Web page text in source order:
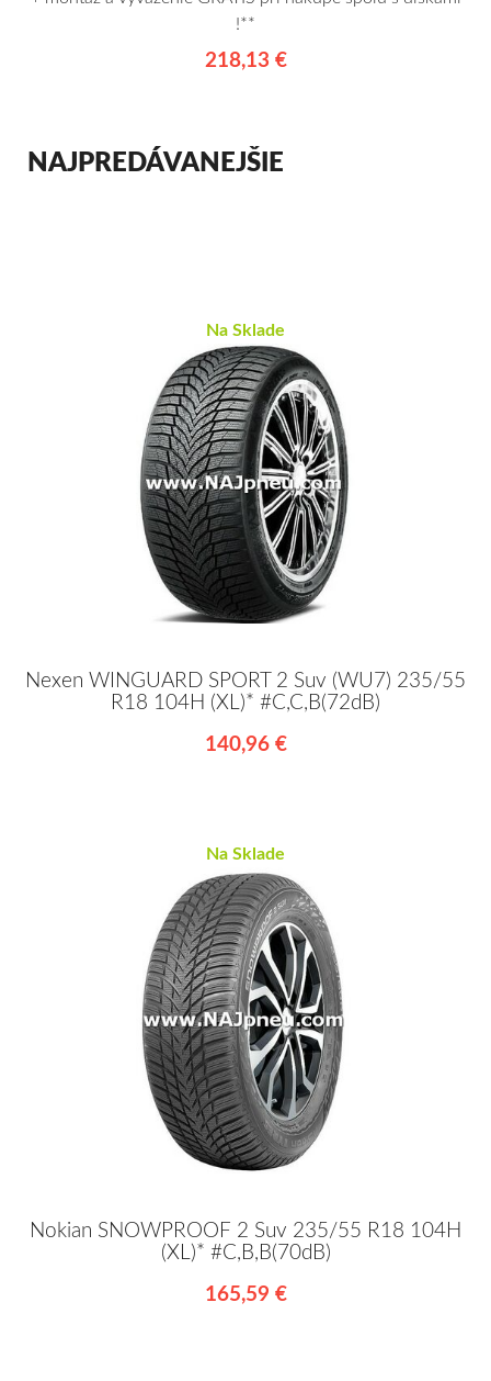
!**
218,13 €
NAJPREDÁVANEJŠIE
Na Sklade
Nexen WINGUARD SPORT 2 Suv (WU7) 235/55
R18 104H (XL)* #C,C,B(72dB)
140,96 €
Na Sklade
Nokian SNOWPROOF 2 Suv 235/55 R18 104H
(XL)* #C,B,B(70dB)
165,59 €